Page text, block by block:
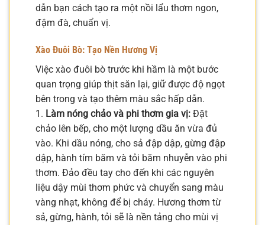
dẫn bạn cách tạo ra một nồi lẩu thơm ngon,
đậm đà, chuẩn vị.
Xào Đuôi Bò: Tạo Nền Hương Vị
Việc xào đuôi bò trước khi hầm là một bước
quan trọng giúp thịt săn lại, giữ được độ ngọt
bên trong và tạo thêm màu sắc hấp dẫn.
1. Làm nóng chảo và phi thơm gia vị: Đặt
chảo lên bếp, cho một lượng dầu ăn vừa đủ
vào. Khi dầu nóng, cho sả đập dập, gừng đập
dập, hành tím băm và tỏi băm nhuyễn vào phi
thơm. Đảo đều tay cho đến khi các nguyên
liệu dậy mùi thơm phức và chuyển sang màu
vàng nhạt, không để bị cháy. Hương thơm từ
sả, gừng, hành, tỏi sẽ là nền tảng cho mùi vị